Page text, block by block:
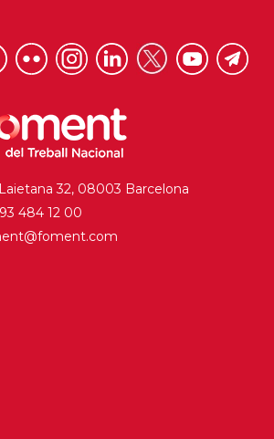
32, 08003 Barcelona
484 12 00